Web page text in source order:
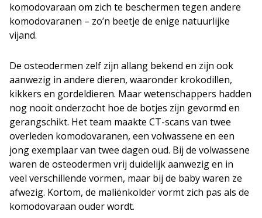
komodovaraan om zich te beschermen tegen andere
komodovaranen – zo’n beetje de enige natuurlijke
vijand.
De osteodermen zelf zijn allang bekend en zijn ook
aanwezig in andere dieren, waaronder krokodillen,
kikkers en gordeldieren. Maar wetenschappers hadden
nog nooit onderzocht hoe de botjes zijn gevormd en
gerangschikt. Het team maakte CT-scans van twee
overleden komodovaranen, een volwassene en een
jong exemplaar van twee dagen oud. Bij de volwassene
waren de osteodermen vrij duidelijk aanwezig en in
veel verschillende vormen, maar bij de baby waren ze
afwezig. Kortom, de maliënkolder vormt zich pas als de
komodovaraan ouder wordt.